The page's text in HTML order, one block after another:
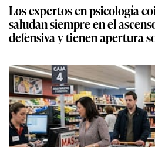
Los expertos en psicología
saludan siempre en el
defensiva y tienen apertura